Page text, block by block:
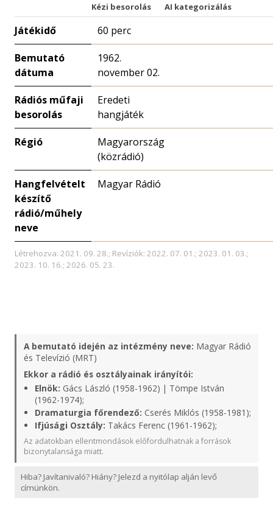
Kézi besorolás AI kategorizálás
Játékidő 60 perc
Bemutató
dátuma
1962.
november 02.
Rádiós műfaji
besorolás
Eredeti
hangjáték
Régió
Magyarország
(közrádió)
Hangfelvételt
készítő
rádió/műhely
neve
Magyar Rádió
Létrehozva: 2021. 09. 28.; Revíziók: 2022. 07. 01.; 2023. 01. 03.;
2023. 10. 16.; 2026. 05. 23.
A bemutató idején az intézmény neve: Magyar Rádió
és Televízió (MRT)
Ekkor a rádió és osztályainak irányítói:
Elnök: Gács László (1958-1962) | Tömpe István
(1962-1974);
Dramaturgia főrendező: Cserés Miklós (1958-1981);
Ifjúsági Osztály: Takács Ferenc (1961-1962);
Az adatokban ellentmondások előfordulhatnak a források
bizonytalansága miatt.
Hiba? Javítanivaló? Hiány? Jelezd a nyitólap alján levő
címünkön.